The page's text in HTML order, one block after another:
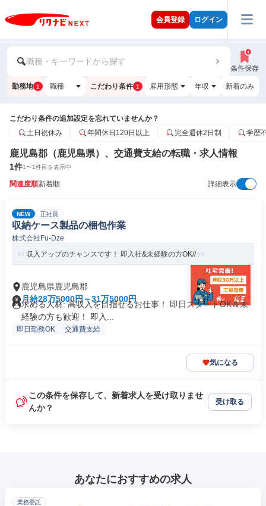
会員登録 ログイン
職種・キーワードから探す
条件保存
勤務地 1 職種 こだわり条件 1 雇用形態 年収 新着のみ
こだわり条件の追加設定を忘れていませんか？
土日祝休み
年間休日120日以上 完全週休2日制 学歴
鹿児島郡（鹿児島県）、交通費支給の転職・求人情報
1件1〜1件目を表示中
関連度順新着順 詳細表示
NEW 正社員
収納ケース製品の梱包作業
株式会社Fu-Dze
収入アップのチャンスです！ 即入社&未経験の方OK//
鹿児島県鹿児島郡
月給28万5000円～31万5000円
求める人材: 高収入を目指せるお仕事！ 即日スタートOK＆未
経験の方も歓迎！ 即入...
即日勤務OK 交通費支給
気になる
この条件を保存して、新着求人を受け取りませ
んか？
受け取る
あなたにおすすめの求人
業務委託